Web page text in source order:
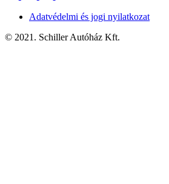
Adatvédelmi és jogi nyilatkozat
© 2021. Schiller Autóház Kft.